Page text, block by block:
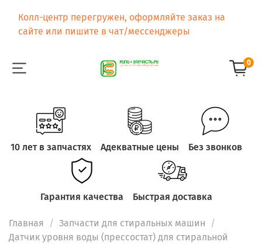
Колл-центр перегружен, оформляйте заказ на
сайте или пишите в чат/мессенджеры
0
10 лет в запчастях Адекватные цены Без звонков
Гарантия качества Быстрая доставка
Главная
Запчасти для стиральных машин
Датчик уровня воды (прессостат) для стиральной